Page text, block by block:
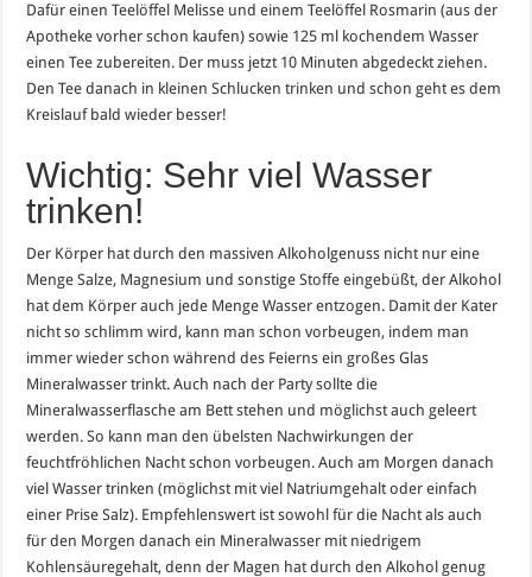
Dafür einen Teelöffel Melisse und einem Teelöffel Rosmarin (aus der
Apotheke vorher schon kaufen) sowie 125 ml kochendem Wasser
einen Tee zubereiten. Der muss jetzt 10 Minuten abgedeckt ziehen.
Den Tee danach in kleinen Schlucken trinken und schon geht es dem
Kreislauf bald wieder besser!
Wichtig: Sehr viel Wasser
trinken!
Der Körper hat durch den massiven Alkoholgenuss nicht nur eine
Menge Salze, Magnesium und sonstige Stoffe eingebüßt, der Alkohol
hat dem Körper auch jede Menge Wasser entzogen. Damit der Kater
nicht so schlimm wird, kann man schon vorbeugen, indem man
immer wieder schon während des Feierns ein großes Glas
Mineralwasser trinkt. Auch nach der Party sollte die
Mineralwasserflasche am Bett stehen und möglichst auch geleert
werden. So kann man den übelsten Nachwirkungen der
feuchtfröhlichen Nacht schon vorbeugen. Auch am Morgen danach
viel Wasser trinken (möglichst mit viel Natriumgehalt oder einfach
einer Prise Salz). Empfehlenswert ist sowohl für die Nacht als auch
für den Morgen danach ein Mineralwasser mit niedrigem
Kohlensäuregehalt, denn der Magen hat durch den Alkohol genug